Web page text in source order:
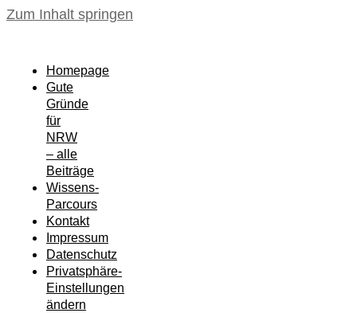
Zum Inhalt springen
Homepage
Gute
Gründe
für
NRW
– alle
Beiträge
Wissens-
Parcours
Kontakt
Impressum
Datenschutz
Privatsphäre-
Einstellungen
ändern